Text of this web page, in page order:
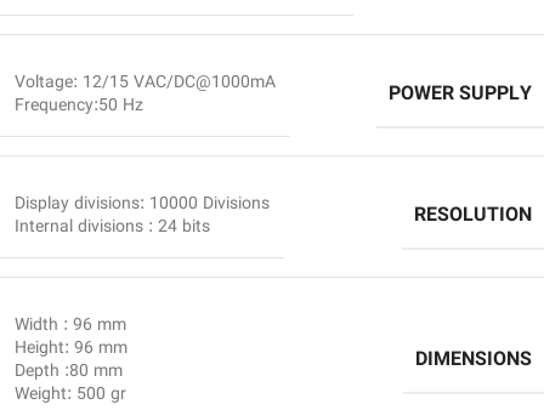
POWER SUPPLY
Voltage: 12/15 VAC/DC@1000mA
Frequency:50 Hz
RESOLUTION
Display divisions: 10000 Divisions
Internal divisions : 24 bits
DIMENSIONS
Width : 96 mm
Height: 96 mm
Depth :80 mm
Weight: 500 gr